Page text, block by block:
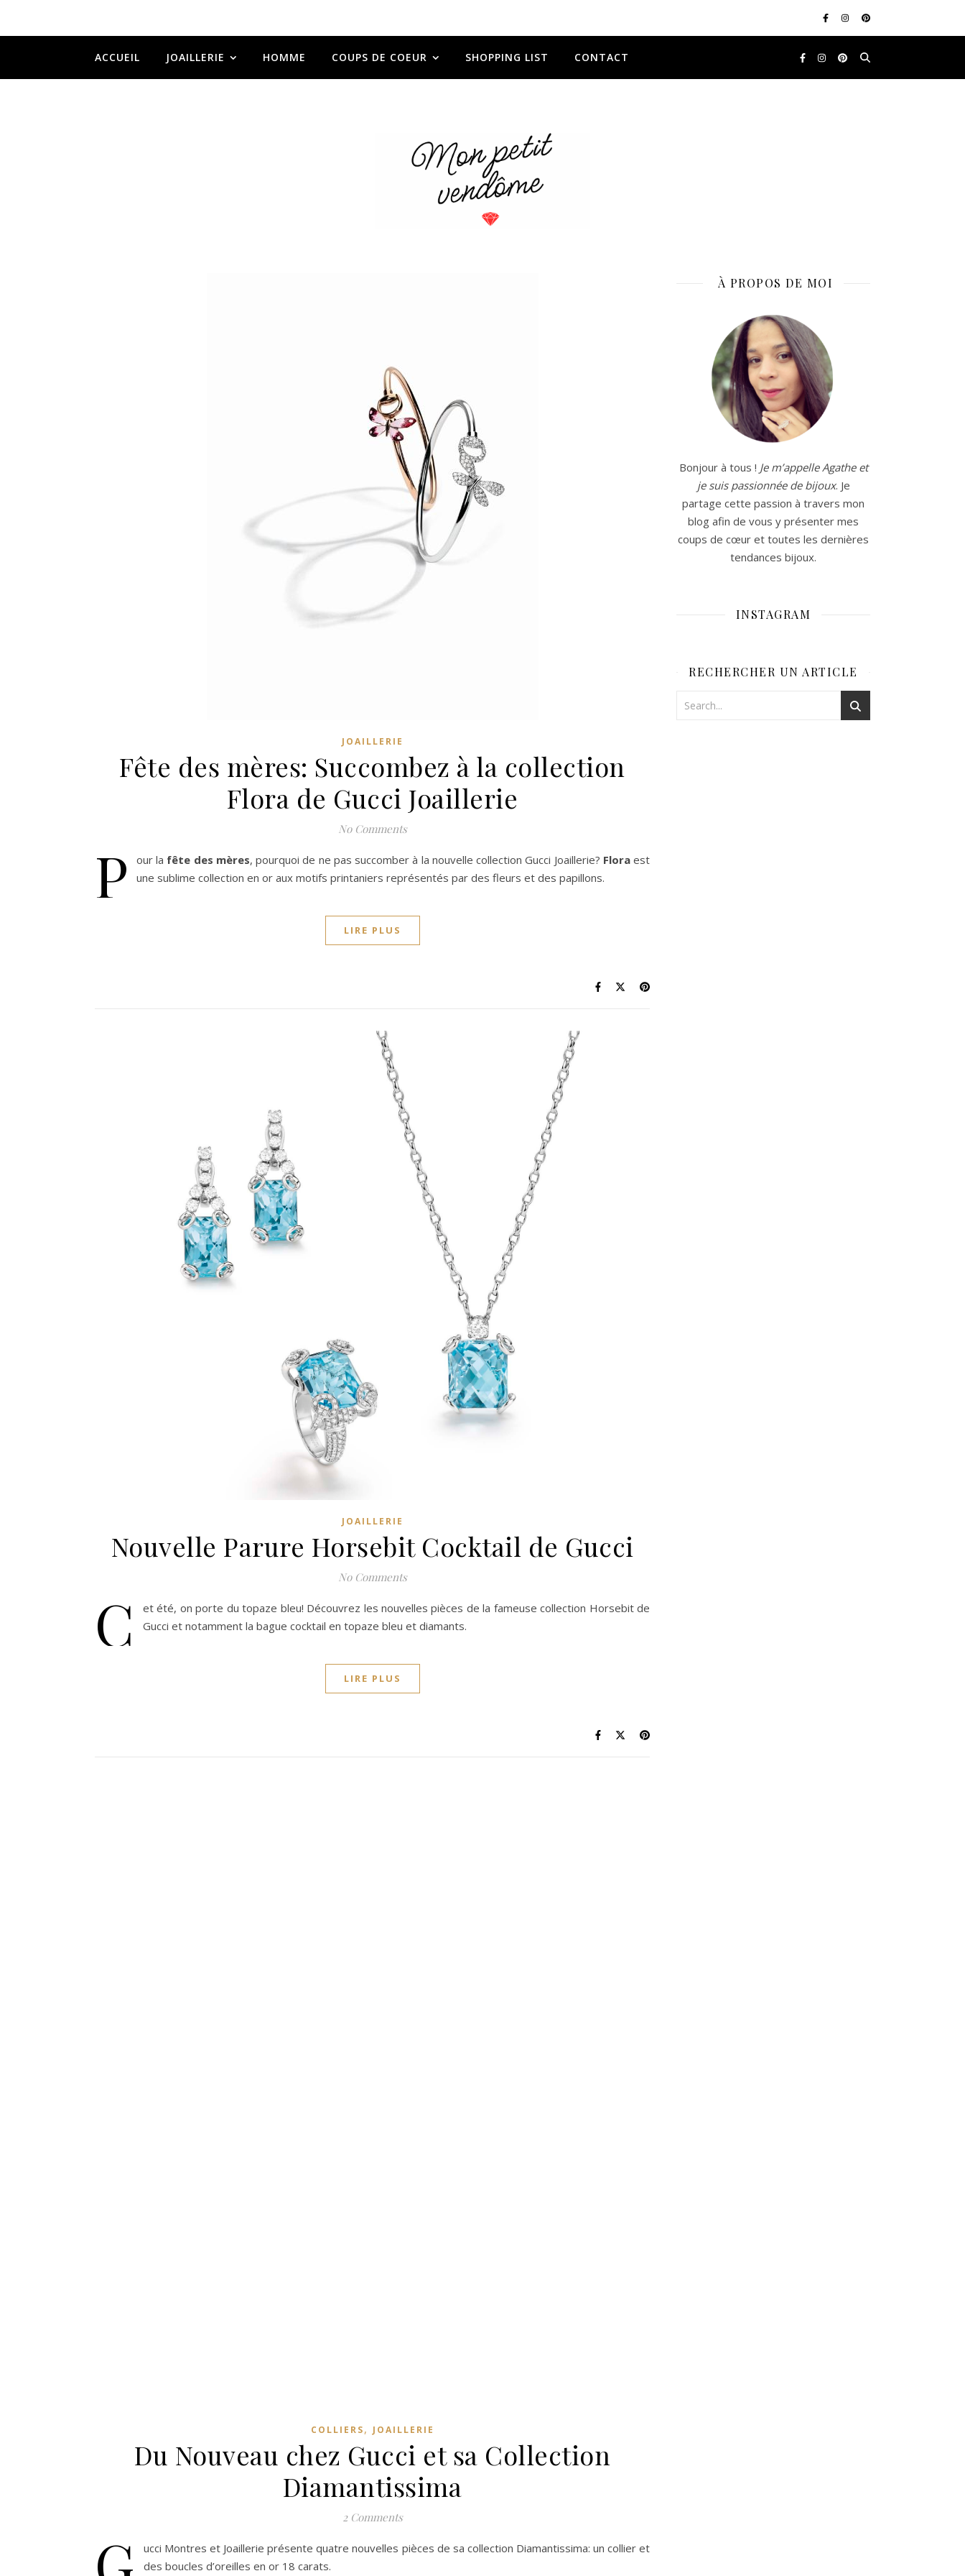
ACCUEIL JOAILLERIE HOMME COUPS DE COEUR SHOPPING LIST CONTACT
JOAILLERIE
Fête des mères: Succombez à la collection
Flora de Gucci Joaillerie
No Comments
P our la fête des mères, pourquoi de ne pas succomber à la nouvelle collection Gucci Joaillerie? Floraest
une sublime collection en or aux motifs printaniers représentés par des fleurs et des papillons.
LIRE PLUS
JOAILLERIE
Nouvelle Parure Horsebit Cocktail de Gucci
No Comments
C
et été, on porte du topaze bleu! Découvrez les nouvelles pièces de la fameuse collection Horsebit de
Gucci et notamment la bague cocktail en topaze bleu et diamants.
LIRE PLUS
COLLIERS, JOAILLERIE
Du Nouveau chez Gucci et sa Collection
Diamantissima
2 Comments
ucci Montres et Joaillerie présente quatre nouvelles pièces de sa collection Diamantissima: un collier et
des boucles d’oreilles en or 18 carats.
À PROPOS DE MOI
Bonjour à tous ! Je m’appelle Agathe et
je suis passionnée de bijoux. Je
partage cette passion à travers mon
blog afin de vous y présenter mes
coups de cœur et toutes les dernières
tendances bijoux.
INSTAGRAM
RECHERCHER UN ARTICLE